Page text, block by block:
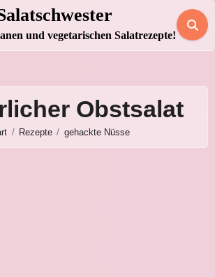
und vegetarischen Salatrezepte!
Obstsalat
Rezepte gehackte Nüsse